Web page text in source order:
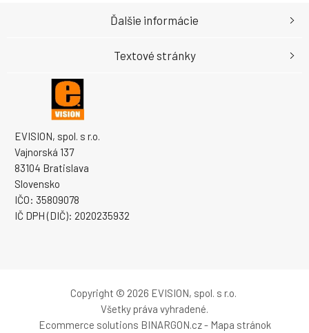
EVISION, spol. s r.o.
Vajnorská 137
83104 Bratislava
Slovensko
IČO: 35809078
IČ DPH (DIČ): 2020235932
Ďalšie informácie
Textové stránky
Copyright © 2026 EVISION, spol. s r.o.
Všetky práva vyhradené.
Ecommerce solutions BINARGON.cz- Mapa stránok